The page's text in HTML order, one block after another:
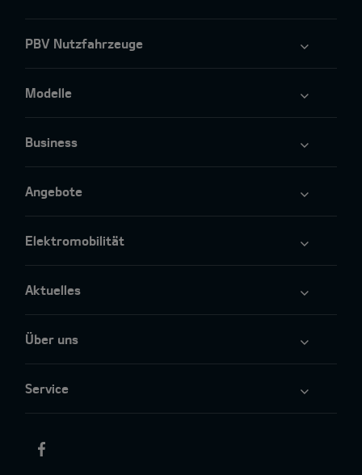
PBV Nutzfahrzeuge
Modelle
Business
Angebote
Elektromobilität
Aktuelles
Über uns
Service